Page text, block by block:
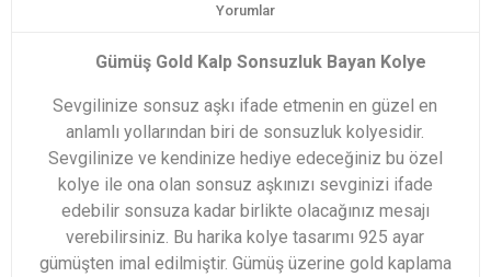
Yorumlar
Gümüş Gold Kalp Sonsuzluk Bayan Kolye
Sevgilinize sonsuz aşkı ifade etmenin en güzel en
anlamlı yollarından biri de sonsuzluk kolyesidir.
Sevgilinize ve kendinize hediye edeceğiniz bu özel
kolye ile ona olan sonsuz aşkınızı sevginizi ifade
edebilir sonsuza kadar birlikte olacağınız mesajı
verebilirsiniz. Bu harika kolye tasarımı 925 ayar
gümüşten imal edilmiştir. Gümüş üzerine gold kaplama